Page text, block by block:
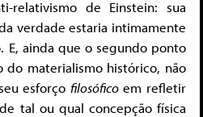
relativismo de Einstein: sua
verdade estaria intimamente
E, ainda que o segundo ponto
do materialismo histórico, não
esforço filosóficoem refletir
tal ou qual concepção física